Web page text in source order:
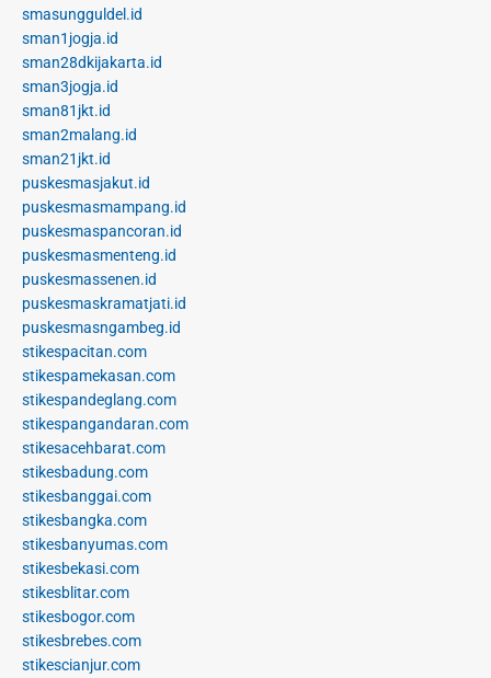
smasungguldel.id
sman1jogja.id
sman28dkijakarta.id
sman3jogja.id
sman81jkt.id
sman2malang.id
sman21jkt.id
puskesmasjakut.id
puskesmasmampang.id
puskesmaspancoran.id
puskesmasmenteng.id
puskesmassenen.id
puskesmaskramatjati.id
puskesmasngambeg.id
stikespacitan.com
stikespamekasan.com
stikespandeglang.com
stikespangandaran.com
stikesacehbarat.com
stikesbadung.com
stikesbanggai.com
stikesbangka.com
stikesbanyumas.com
stikesbekasi.com
stikesblitar.com
stikesbogor.com
stikesbrebes.com
stikescianjur.com